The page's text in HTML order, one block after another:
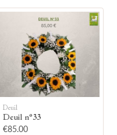
bougie
la famille en
une bougie.
Deuil
Deuil n°33
€85.00